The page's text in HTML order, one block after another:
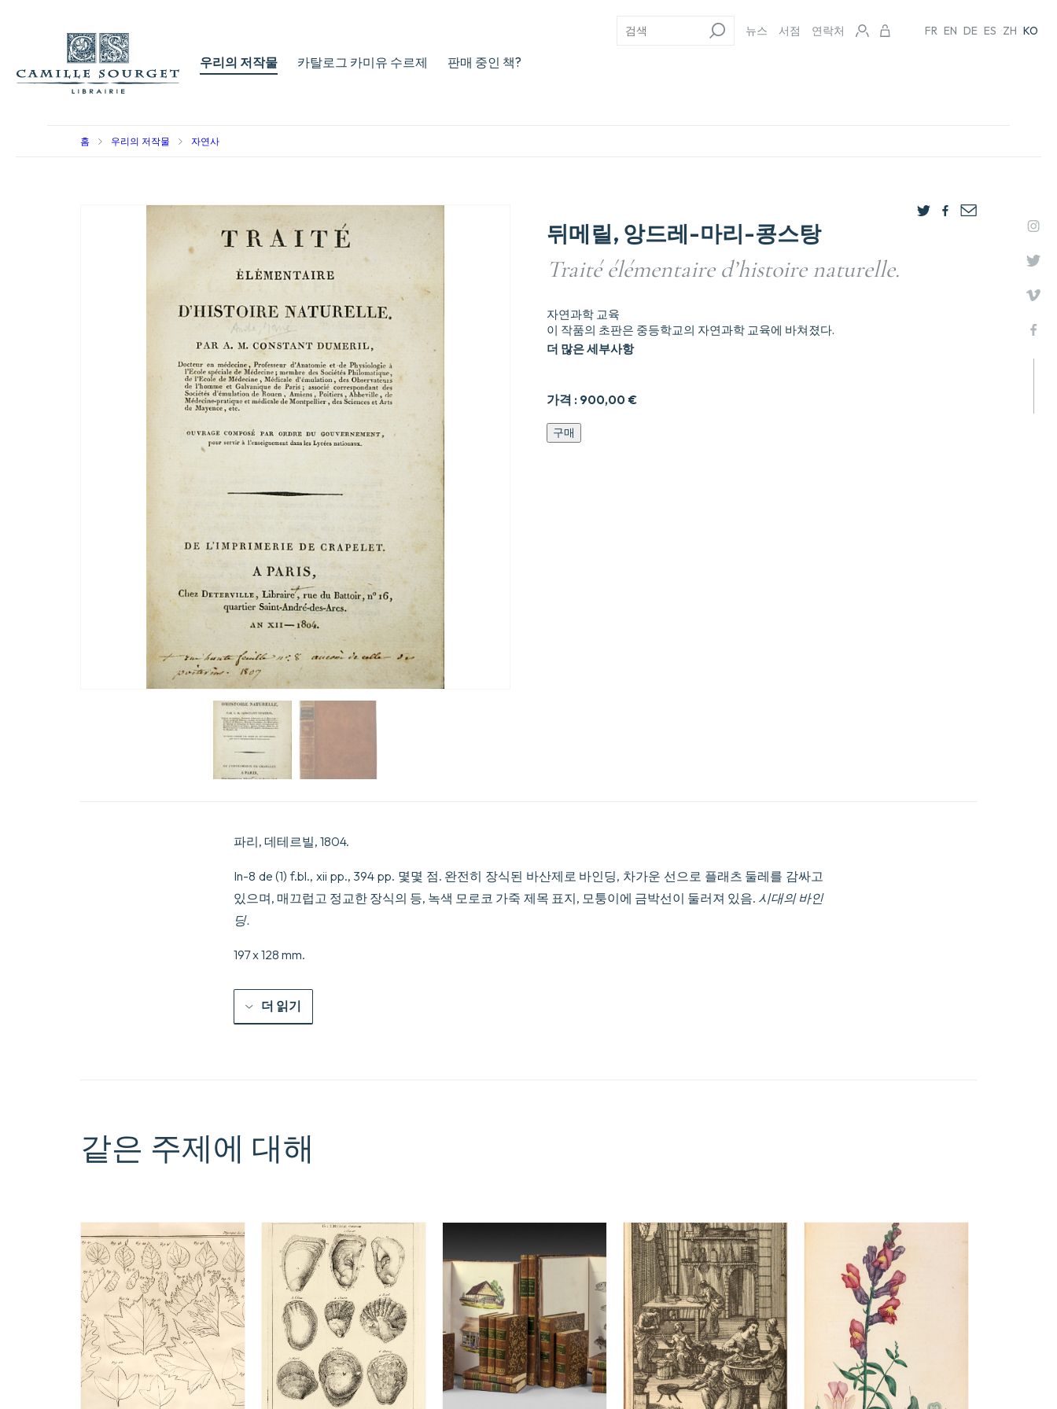
우리의 저작물 카탈로그 카미유 수르제 판매 중인 책?
뉴스 서점 연락처 FR EN DE ES ZH KO
홈 우리의 저작물 자연사
뒤메릴, 앙드레-마리-콩스탕
Traité élémentaire d’histoire naturelle.
가격 : 900,00 €
자연과학 교육
이 작품의 초판은 중등학교의 자연과학 교육에 바쳐졌다.
더 많은 세부사항
Traite9
e9le9mentaire
구매
파리, 데테르빌, 1804.
In-8 de (1) f.bl., xii pp., 394 pp. 몇몇 점. 완전히 장식된 바산제로 바인딩, 차가운 선으로 플래츠 둘레를 감싸고
있으며, 매끄럽고 정교한 장식의 등, 녹색 모로코 가죽 제목 표지, 모퉁이에 금박선이 둘러져 있음. 시대의 바인
딩.
197 x 128 mm.
더 읽기
같은 주제에 대해